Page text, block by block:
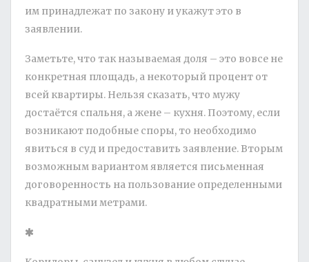
им принадлежат по закону и укажут это в
заявлении.
Заметьте, что так называемая доля – это вовсе не
конкретная площадь, а некоторый процент от
всей квартиры. Нельзя сказать, что мужу
достаётся спальня, а жене – кухня. Поэтому, если
возникают подобные споры, то необходимо
явиться в суд и предоставить заявление. Вторым
возможным вариантом является письменная
договоренность на пользование определенными
квадратными метрами.